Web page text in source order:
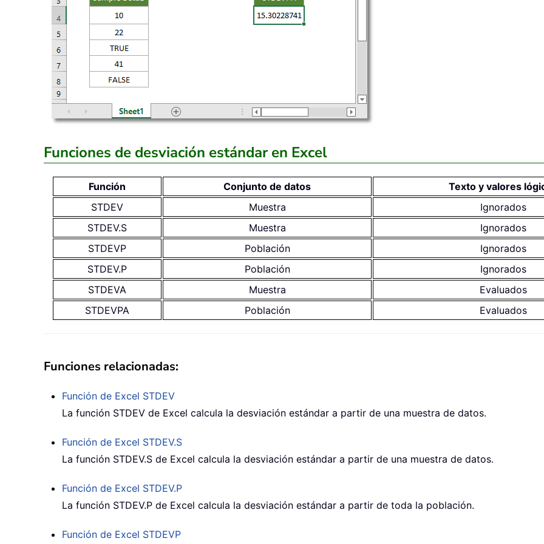
Funciones de desviación estándar en Excel
Función Conjunto de datos
Texto y valores
STDEV
Muestra
Ignorados
STDEV.S
Muestra
Ignorados
STDEVP
Población
Ignorados
STDEV.P
Población
Ignorados
STDEVA
Muestra
Evaluados
STDEVPA
Población Evaluados
Funciones relacionadas:
Función de Excel STDEV
La función STDEV de Excel calcula la desviación estándar a partir de una muestra de datos.
Función de Excel STDEV.S
La función STDEV.S de Excel calcula la desviación estándar a partir de una muestra de datos.
Función de Excel STDEV.P
La función STDEV.P de Excel calcula la desviación estándar a partir de toda la población.
Función de Excel STDEVP